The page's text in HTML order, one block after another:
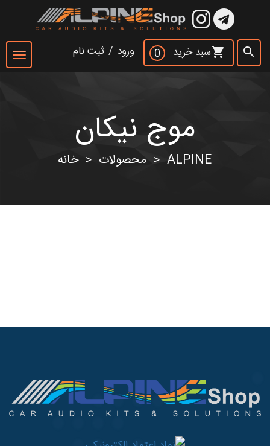
ورود / ثبت نام search
0 سبد خریدshopping_cart
Toggle
navigation
موج نیکان
خانه > محصولات > ALPINE
×
search جست و جو